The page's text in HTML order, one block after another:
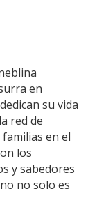
en
su vida
red de
en el
los
y sabedores
no solo es